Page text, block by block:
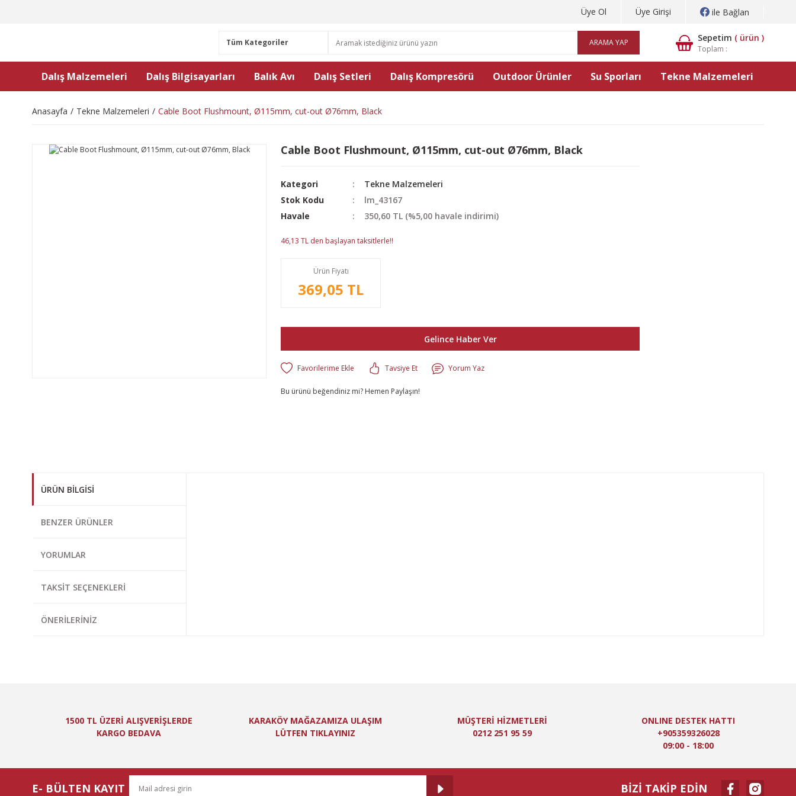
Üye Ol Üye Girişi ile Bağlan
ARAMA YAP Sepetim ( ürün )
Toplam :
Dalış Malzemeleri Dalış Bilgisayarları Balık Avı Dalış Setleri Dalış Kompresörü Outdoor Ürünler Su Sporları Tekne Malzemeleri
Anasayfa Tekne Malzemeleri Cable Boot Flushmount, Ø115mm, cut-out Ø76mm, Black
Cable Boot Flushmount, Ø115mm, cut-out Ø76mm, Black
Kategori
Tekne Malzemeleri
Stok Kodu
lm_43167
Havale
350,60 TL (%5,00 havale indirimi)
46,13 TL den başlayan taksitlerle!!
Ürün Fiyatı
369,05 TL
Gelince Haber Ver
Tavsiye Et Yorum Yaz
Bu ürünü beğendiniz mi? Hemen Paylaşın!
ÜRÜN BILGISI
BENZER ÜRÜNLER
YORUMLAR
TAKSIT SEÇENEKLERI
ÖNERILERINIZ
1500 TL ÜZERİ ALIŞVERİŞLERDE
KARGO BEDAVA
KARAKÖY MAĞAZAMIZA ULAŞIM
LÜTFEN TIKLAYINIZ
MÜŞTERİ HİZMETLERİ
0212 251 95 59
ONLINE DESTEK HATTI
+905359326028
09:00 - 18:00
E- BÜLTEN KAYIT BİZİ TAKİP EDİN